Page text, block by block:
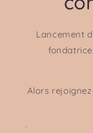
Lancement
Alors